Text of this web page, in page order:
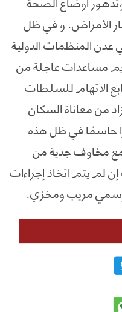
الأمراض. و في ظل
عدن المنظمات الدولية
مساعدات عاجلة من
الاتهام للسلطات
من معاناة السكان
حاسمًا في ظل هذه
مع مخاوف جدية من
لم يتم اتخاذ إجراءات
مريب ومخزي.